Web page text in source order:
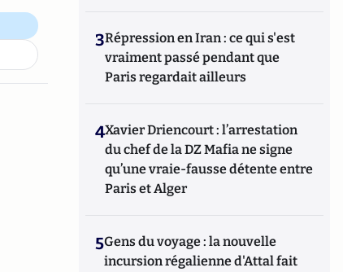
3Répression en Iran : ce qui s'est
vraiment passé pendant que
Paris regardait ailleurs
4Xavier Driencourt : l’arrestation
du chef de la DZ Mafia ne signe
qu’une vraie-fausse détente entre
Paris et Alger
5Gens du voyage : la nouvelle
incursion régalienne d'Attal fait